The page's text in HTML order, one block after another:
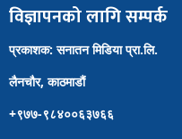
विज्ञापनको लागि सम्पर्क
प्रकाशक: सनातन मिडिया प्रा.लि.
लैनचौर, काठमाडौं
+९७७-९८४००६३७६६